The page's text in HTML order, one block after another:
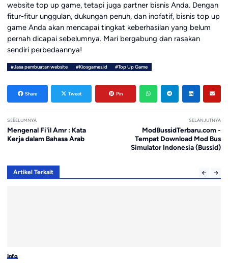
website top up game, tetapi juga partner bisnis Anda. Dengan
fitur-fitur unggulan, dukungan penuh, dan inofatif, bisnis top up
game Anda akan mencapai tingkat keberhasilan yang belum
pernah dicapai sebelumnya. Mari bergabung dan rasakan
sendiri perbedaannya!
#Jasa pembuatan website #Kiosgames.id #Top Up Game
Share Tweet Pin
SEBELUMNYA
Mengenal Fi'il Amr : Kata
Kerja dalam Bahasa Arab
SELANJUTNYA
ModBussidTerbaru.com -
Tempat Download Mod Bus
Simulator Indonesia (Bussid)
Artikel Terkait
Info